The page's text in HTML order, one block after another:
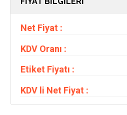
Net Fiyat :
KDV Oranı :
Etiket Fiyatı :
KDV li Net Fiyat :